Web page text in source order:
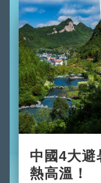
中國4大避
熱高溫！